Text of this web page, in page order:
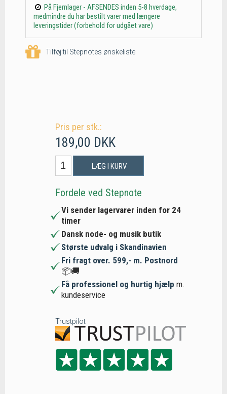
På Fjernlager - AFSENDES inden 5-8 hverdage,
medmindre du har bestilt varer med længere
leveringstider (forbehold for udgået vare)
Tilføj til Stepnotes ønskeliste
Pris per stk.:
189,00 DKK
LÆG I KURV
Fordele ved Stepnote
Vi sender lagervarer inden for 24
timer
Dansk node- og musik butik
Største udvalg i Skandinavien
Fri fragt over. 599,- m. Postnord
📦🚚
Få professionel og hurtig hjælp m.
kundeservice
Trustpilot